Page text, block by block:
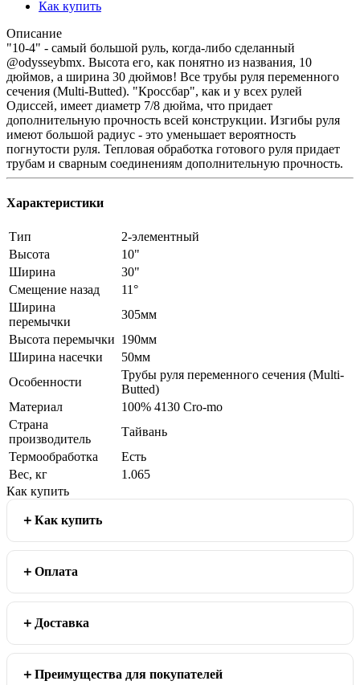
Как купить
Описание
"10‑4" - самый большой руль, когда-либо сделанный
@odysseybmx. Высота его, как понятно из названия, 10
дюймов, а ширина 30 дюймов! Все трубы руля переменного
сечения (Multi-Butted). "Кроссбар", как и у всех рулей
Одиссей, имеет диаметр 7/8 дюйма, что придает
дополнительную прочность всей конструкции. Изгибы руля
имеют большой радиус - это уменьшает вероятность
погнутости руля. Тепловая обработка готового руля придает
трубам и сварным соединениям дополнительную прочность.
Характеристики
Тип
2-элементный
Высота
10"
Ширина
30"
Смещение назад
11°
Ширина
перемычки
305мм
Высота перемычки 190мм
Ширина насечки
50мм
Особенности
Трубы руля переменного сечения (Multi-
Butted)
Материал
100% 4130 Cro-mo
Страна
производитель
Тайвань
Термообработка
Есть
Вес, кг
1.065
Как купить
Как купить
Оплата
Доставка
Преимущества для покупателей